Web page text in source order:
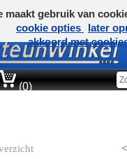
(0)
maakt gebruik van
cookie opties
later
akkoord met